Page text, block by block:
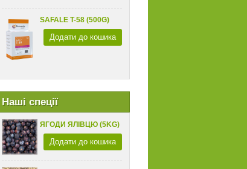
SAFALE T-58 (500G)
Додати до кошика
Наші спеції
ЯГОДИ ЯЛІВЦЮ (5KG)
Додати до кошика